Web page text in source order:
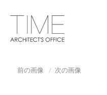
前の画像 次の画像